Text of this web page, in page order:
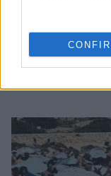
ΣΕΦ:
ακυρώθηκε ο πρώτος